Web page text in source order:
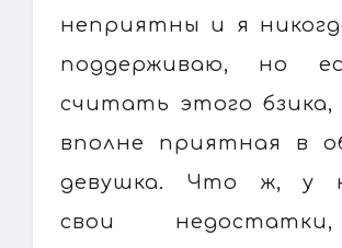
неприятны и я
поддерживаю, но
считать этого
вполне приятная в
девушка. Что ж, у
свои